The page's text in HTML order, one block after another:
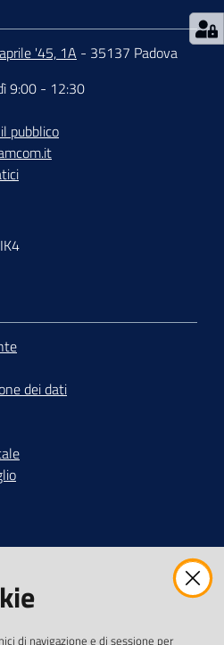
'45, 1A - 35137 Padova
9:00 - 12:30
pubblico
dei dati
di navigazione e di sessione per